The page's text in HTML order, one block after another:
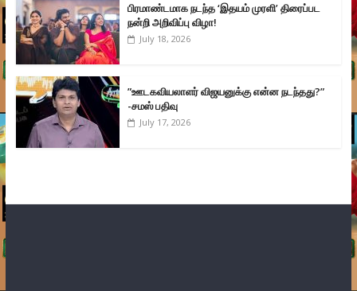
பிரமாண்டமாக நடந்த ‘இதயம் முரளி’ திரைப்பட
நன்றி அறிவிப்பு விழா!
July 18, 2026
”ஊடகவியலாளர் விஜயனுக்கு என்ன நடந்தது?”
-சமஸ் பதிவு
July 17, 2026